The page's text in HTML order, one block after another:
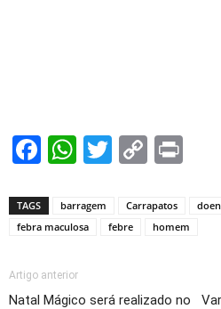
Facebook
WhatsApp
TwitterCopy
TAGS barragem Carrapatos
febra maculosa
febre homem
Artigo anterior
Natal Mágico será realizado no